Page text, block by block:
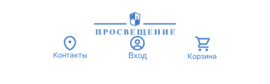
Контакты Вход Корзина